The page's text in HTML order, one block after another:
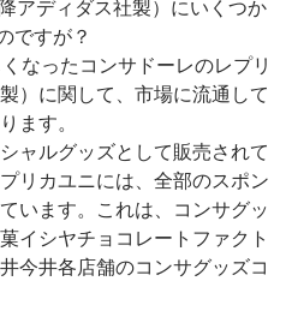
アディダス社製）にいくつか
ですが？
なったコンサドーレのレプリ
）に関して、市場に流通して
ます。
ャルグッズとして販売されて
リカユニには、全部のスポン
います。これは、コンサグッ
イシヤチョコレートファクト
今井各店舗のコンサグッズコ